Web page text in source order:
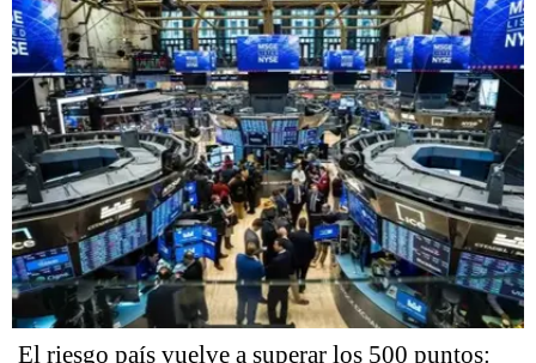
El riesgo país vuelve a superar los 500 puntos: